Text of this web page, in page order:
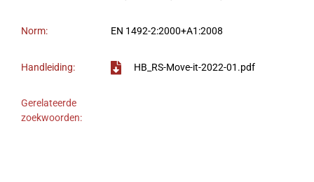
Norm: EN 1492-2:2000+A1:2008
Handleiding: HB_RS-Move-it-2022-01.pdf
Gerelateerde
zoekwoorden: